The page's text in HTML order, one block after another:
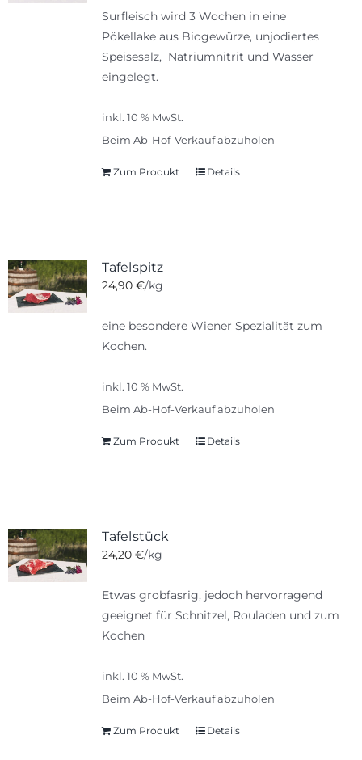
Surfleisch wird 3 Wochen in eine
Pökellake aus Biogewürze, unjodiertes
Speisesalz, Natriumnitrit und Wasser
eingelegt.
inkl. 10 % MwSt.
Beim Ab-Hof-Verkauf abzuholen
Zum Produkt Details
Tafelspitz
24,90 €/kg
eine besondere Wiener Spezialität zum
Kochen.
inkl. 10 % MwSt.
Beim Ab-Hof-Verkauf abzuholen
Zum Produkt Details
Tafelstück
24,20 €/kg
Etwas grobfasrig, jedoch hervorragend
geeignet für Schnitzel, Rouladen und zum
Kochen
inkl. 10 % MwSt.
Beim Ab-Hof-Verkauf abzuholen
Zum Produkt Details